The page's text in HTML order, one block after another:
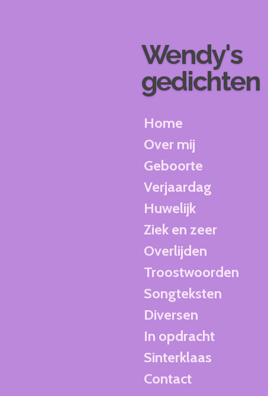
Wendy's
gedichten
Home
Over mij
Geboorte
Verjaardag
Huwelijk
Ziek en zeer
Overlijden
Troostwoorden
Songteksten
Diversen
In opdracht
Sinterklaas
Contact